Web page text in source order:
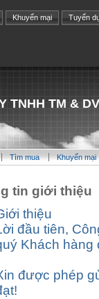
Khuyến mại Tuyển
TNHH TM &
Tìm mua Khuyến mại
tin giới thiệu
thiệu
đầu tiên,
Khách hàng
được phép